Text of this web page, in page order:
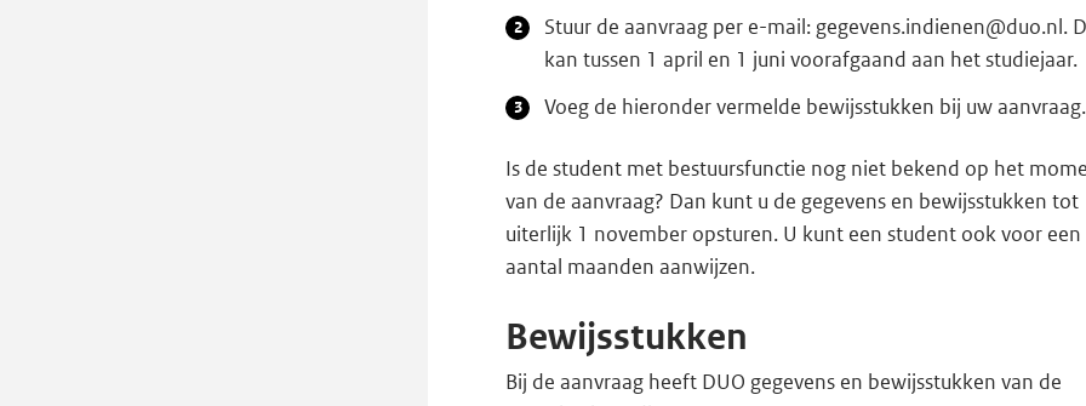
Stuur de aanvraag per e-mail: gegevens.indienen@duo.nl.
kan tussen 1 april en 1 juni voorafgaand aan het studiejaar.
Voeg de hieronder vermelde bewijsstukken bij uw aanvraag.
Is de student met bestuursfunctie nog niet bekend op het
van de aanvraag? Dan kunt u de gegevens en bewijsstukken tot
uiterlijk 1 november opsturen. U kunt een student ook voor een
aantal maanden aanwijzen.
Bewijsstukken
Bij de aanvraag heeft DUO gegevens en bewijsstukken van de